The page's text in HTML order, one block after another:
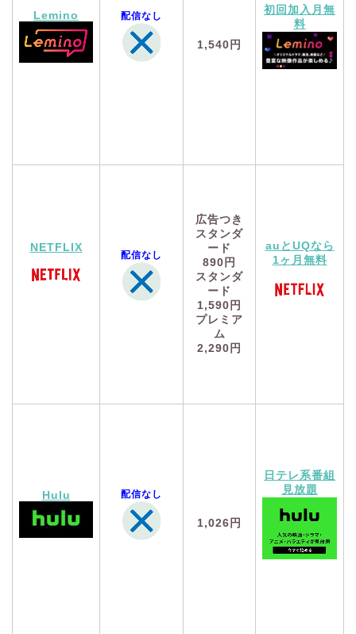
Lemino 配信なし
1,540円
初回加入月無
料
NETFLIX
配信なし
広告つき
スタンダ
ード
890円
スタンダ
ード
1,590円
プレミア
ム
2,290円
auとUQなら
1ヶ月無料
Hulu 配信なし
1,026円
日テレ系番組
見放題